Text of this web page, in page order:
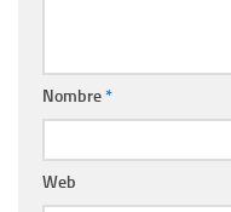
Nombre*
Web